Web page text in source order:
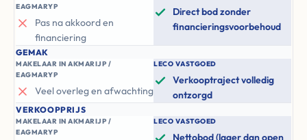
EAGMARYP
Pas na akkoord en
financiering
Direct bod zonder
financieringsvoorbehoud
GEMAK
MAKELAAR IN AKMARIJP /
EAGMARYP
Veel overleg en afwachting
LECO VASTGOED
Verkooptraject volledig
ontzorgd
VERKOOPPRIJS
MAKELAAR IN AKMARIJP /
EAGMARYP
LECO VASTGOED
Nettobod (lager dan open